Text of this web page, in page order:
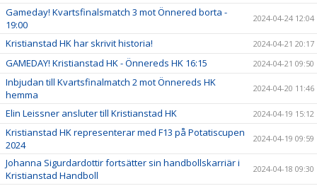
Gameday! Kvartsfinalsmatch 3 mot Önnered borta -
19:00
2024-04-24 12:04
Kristianstad HK har skrivit historia! 2024-04-21 20:17
GAMEDAY! Kristianstad HK - Önnereds HK 16:15 2024-04-21 09:50
Inbjudan till Kvartsfinalmatch 2 mot Önnereds HK
hemma
2024-04-20 11:46
Elin Leissner ansluter till Kristianstad HK 2024-04-19 15:12
Kristianstad HK representerar med F13 på Potatiscupen
2024
2024-04-19 09:59
Johanna Sigurdardottir fortsätter sin handbollskarriär i
Kristianstad Handboll
2024-04-18 09:30